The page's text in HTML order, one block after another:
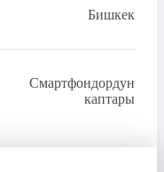
Бишкек
Смартфондордун
каптары